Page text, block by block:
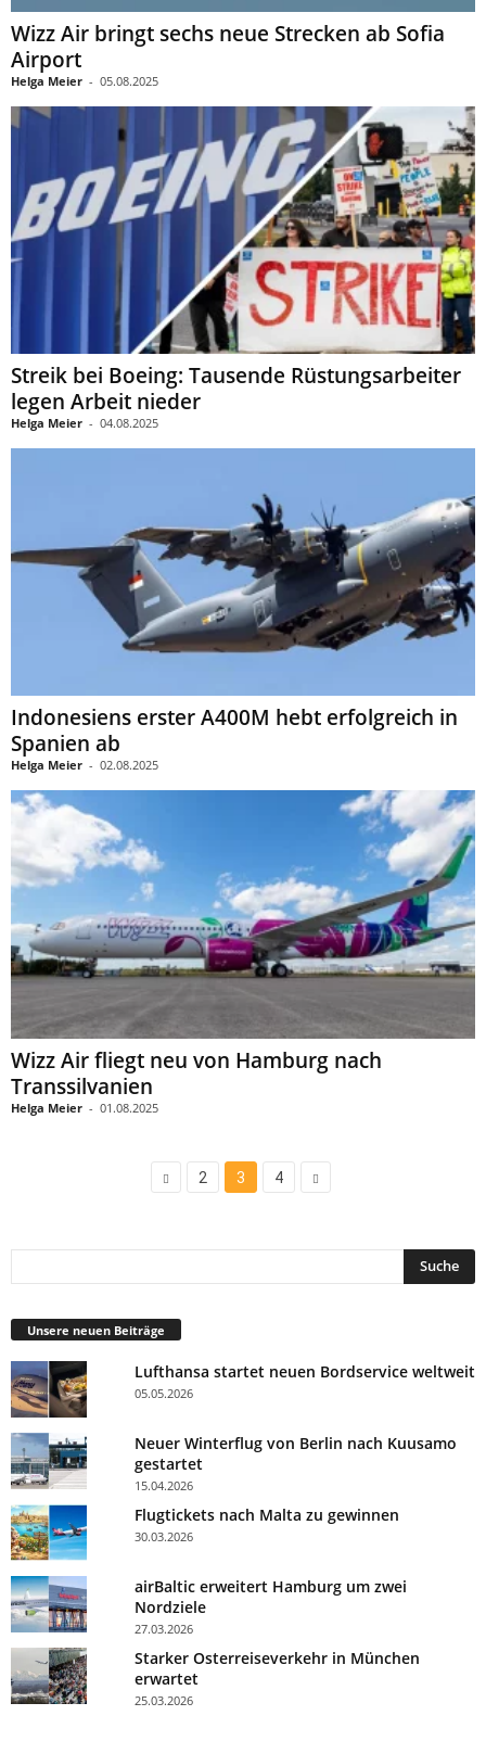
Wizz Air bringt sechs neue Strecken ab Sofia
Airport
Helga Meier - 05.08.2025
Streik bei Boeing: Tausende Rüstungsarbeiter
legen Arbeit nieder
Helga Meier - 04.08.2025
Indonesiens erster A400M hebt erfolgreich in
Spanien ab
Helga Meier - 02.08.2025
Wizz Air fliegt neu von Hamburg nach
Transsilvanien
Helga Meier - 01.08.2025
2 3 4
Unsere neuen Beiträge
Lufthansa startet neuen Bordservice weltweit
05.05.2026
Neuer Winterflug von Berlin nach Kuusamo
gestartet
15.04.2026
Flugtickets nach Malta zu gewinnen
30.03.2026
airBaltic erweitert Hamburg um zwei
Nordziele
27.03.2026
Starker Osterreiseverkehr in München
erwartet
25.03.2026